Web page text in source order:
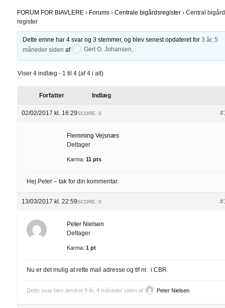
FORUM FOR BIAVLERE › Forums › Centrale bigårdsregister › Central
register
Dette emne har 4 svar og 3 stemmer, og blev senest opdateret for 3 år, 5
måneder siden af Gert O. Johansen
Viser 4 indlæg - 1 til 4 (af 4 i alt)
Forfatter Indlæg
02/02/2017 kl. 16:29SCORE: 0
Flemming Vejsnæs
Deltager
Karma: 11 pts
Hej Peter – tak for din kommentar.
13/03/2017 kl. 22:59SCORE: 0
Peter Nielsen
Deltager
Karma: 1 pt
Nu er det mulig at rette mail adresse og tlf nr. i CBR
Dette svar blev ændret 9 år, 4 måneder siden af Peter Nielsen